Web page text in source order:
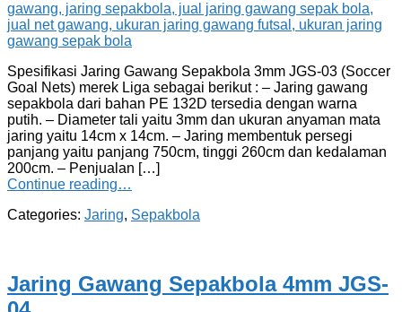
Spesifikasi Jaring Gawang Sepakbola 3mm JGS-03 (Soccer
Goal Nets) merek Liga sebagai berikut : – Jaring gawang
sepakbola dari bahan PE 132D tersedia dengan warna
putih. – Diameter tali yaitu 3mm dan ukuran anyaman mata
jaring yaitu 14cm x 14cm. – Jaring membentuk persegi
panjang yaitu panjang 750cm, tinggi 260cm dan kedalaman
200cm. – Penjualan […]
Continue reading…
Categories: Jaring, Sepakbola
Jaring Gawang Sepakbola 4mm JGS-